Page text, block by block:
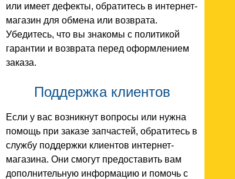
или имеет дефекты, обратитесь в интернет-
магазин для обмена или возврата.
Убедитесь, что вы знакомы с политикой
гарантии и возврата перед оформлением
заказа.
Поддержка клиентов
Если у вас возникнут вопросы или нужна
помощь при заказе запчастей, обратитесь в
службу поддержки клиентов интернет-
магазина. Они смогут предоставить вам
дополнительную информацию и помочь с